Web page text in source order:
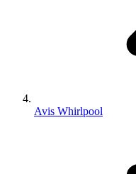
Avis Whirlpool